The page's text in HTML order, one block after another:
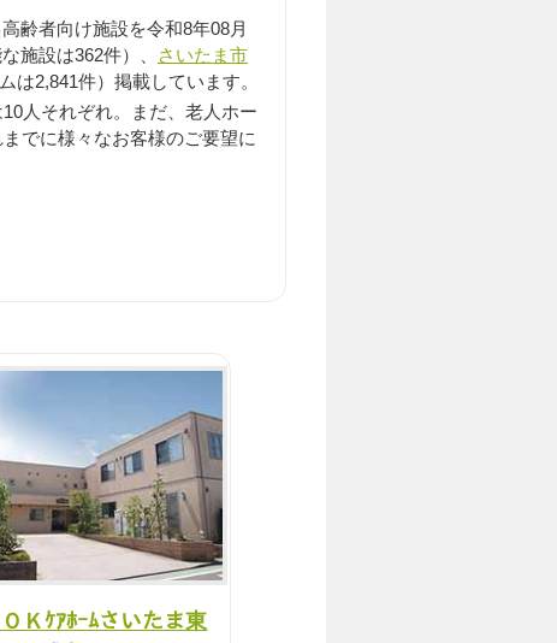
齢者向け施設を令和8年08月
施設は362件）、
さいたま市
2,841件）掲載しています。
人それぞれ。まだ、老人ホー
でに様々なお客様のご要望に
Ｋｹｱﾎｰﾑさいたま東